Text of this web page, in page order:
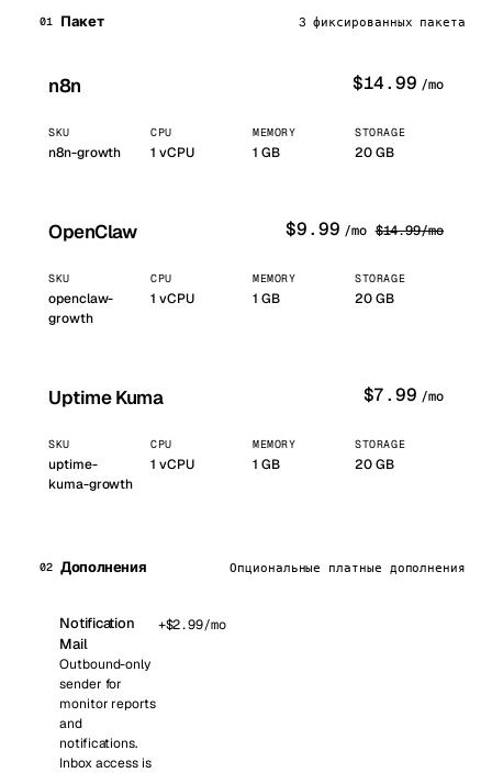
01 Пакет 3 фиксированных пакета
n8n $14.99 /mo
SKU
n8n-growth
CPU
1 vCPU
MEMORY
1 GB
STORAGE
20 GB
OpenClaw $9.99 /mo $14.99/mo
SKU
openclaw-
growth
CPU
1 vCPU
MEMORY
1 GB
STORAGE
20 GB
Uptime Kuma $7.99 /mo
SKU
uptime-
kuma-growth
CPU
1 vCPU
MEMORY
1 GB
STORAGE
20 GB
02 Дополнения Опциональные платные дополнения
Notification
Mail
Outbound-only
sender for
monitor reports
and
notifications.
Inbox access is
+$2.99/mo